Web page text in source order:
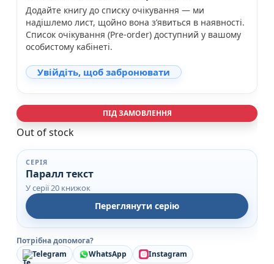
Додайте книгу до списку очікування — ми
надішлемо лист, щойно вона з’явиться в наявності.
Список очікування (Pre-order) доступний у вашому
особистому кабінеті.
Увійдіть, щоб забронювати
ПІД ЗАМОВЛЕННЯ
Out of stock
СЕРІЯ
Паралл текст
У серії 20 книжок
Переглянути серію
Потрібна допомога?
Telegram
WhatsApp Instagram